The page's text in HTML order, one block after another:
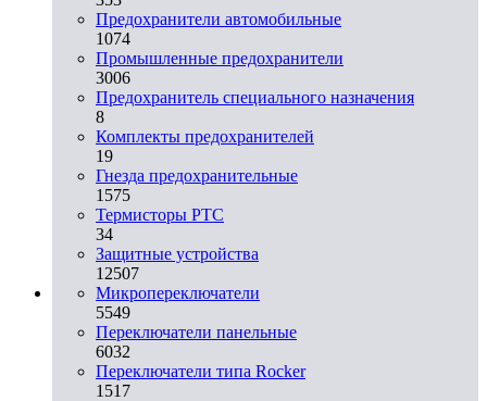
Предохранители автомобильные
1074
Промышленные предохранители
3006
Предохранитель специального назначения
8
Комплекты предохранителей
19
Гнезда предохранительные
1575
Термисторы PTC
34
Защитные устройства
12507
Микропереключатели
5549
Переключатели панельные
6032
Переключатели типа Rocker
1517